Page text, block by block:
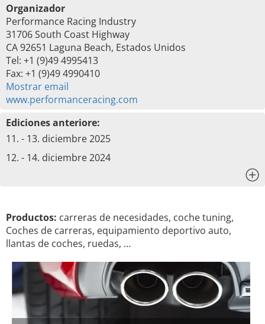
Organizador
Performance Racing Industry
31706 South Coast Highway
CA 92651 Laguna Beach, Estados Unidos
Tel: +1 (9)49 4995413
Fax: +1 (9)49 4990410
Mostrar email
www.performanceracing.com
Ediciones anteriore:
11. - 13. diciembre 2025
12. - 14. diciembre 2024
Productos: carreras de necesidades, coche tuning,
Coches de carreras, equipamiento deportivo auto,
llantas de coches, ruedas, …